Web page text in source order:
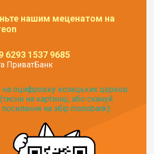
нашим меценатом на
6293 1537 9685
ПриватБанк
на оцифровку козацьких церков
(тисни на картинці, або скануй
посилання на збір monobank):